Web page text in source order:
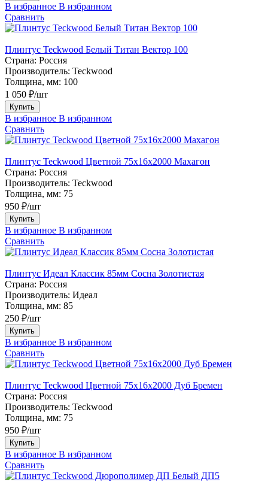
В избранное В избранном
Сравнить
Плинтус Teckwood Белый Титан Вектор 100
Страна: Россия
Производитель: Teckwood
Толщина, мм: 100
1 050 ₽/шт
Купить
В избранное В избранном
Сравнить
Плинтус Teckwood Цветной 75х16х2000 Махагон
Страна: Россия
Производитель: Teckwood
Толщина, мм: 75
950 ₽/шт
Купить
В избранное В избранном
Сравнить
Плинтус Идеал Классик 85мм Сосна Золотистая
Страна: Россия
Производитель: Идеал
Толщина, мм: 85
250 ₽/шт
Купить
В избранное В избранном
Сравнить
Плинтус Teckwood Цветной 75х16х2000 Дуб Бремен
Страна: Россия
Производитель: Teckwood
Толщина, мм: 75
950 ₽/шт
Купить
В избранное В избранном
Сравнить